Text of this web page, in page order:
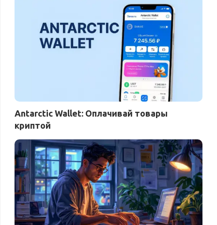
Antarctic Wallet: Оплачивай товары
криптой